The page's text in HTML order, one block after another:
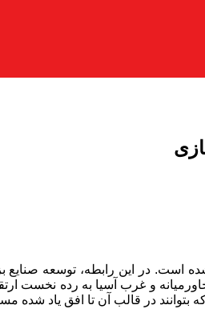
در این رابطه، توسعه صنایع
در قالب آن تا افق یاد شده